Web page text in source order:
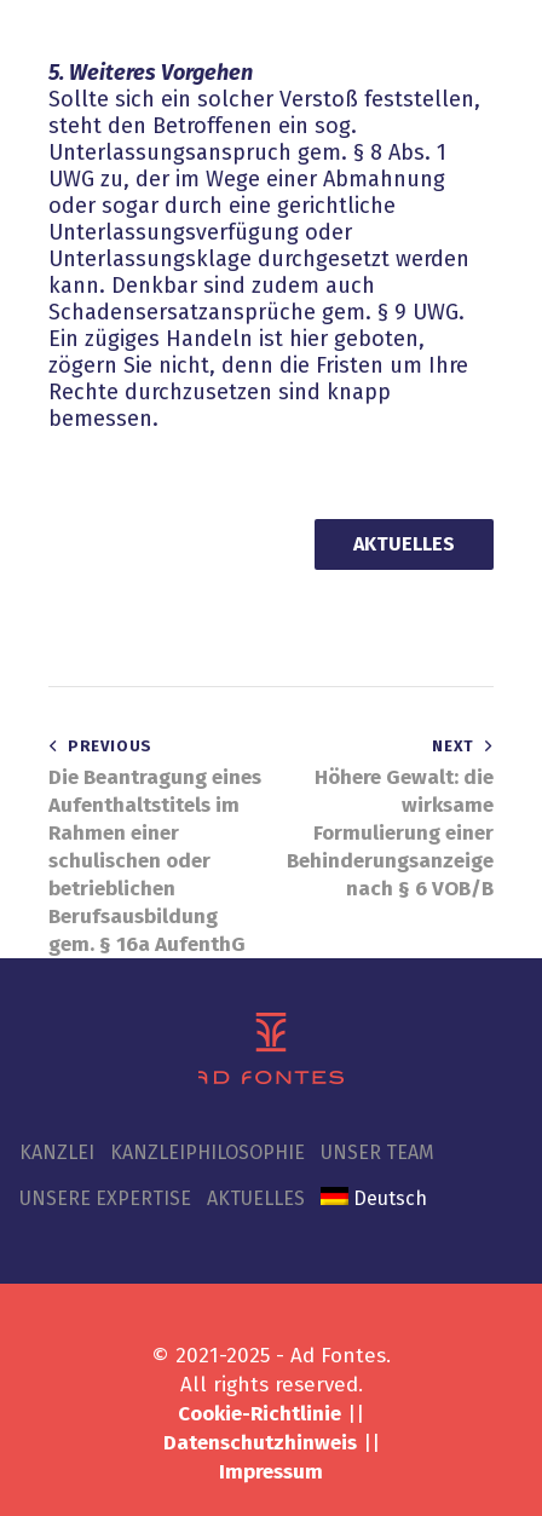
5. Weiteres Vorgehen
Sollte sich ein solcher Verstoß feststellen,
steht den Betroffenen ein sog.
Unterlassungsanspruch gem. § 8 Abs. 1
UWG zu, der im Wege einer Abmahnung
oder sogar durch eine gerichtliche
Unterlassungsverfügung oder
Unterlassungsklage durchgesetzt werden
kann. Denkbar sind zudem auch
Schadensersatzansprüche gem. § 9 UWG.
Ein zügiges Handeln ist hier geboten,
zögern Sie nicht, denn die Fristen um Ihre
Rechte durchzusetzen sind knapp
bemessen.
AKTUELLES
Beitragsnavigation
PREVIOUS
Die Beantragung eines
Aufenthaltstitels im
Rahmen einer
schulischen oder
betrieblichen
Berufsausbildung
gem. § 16a AufenthG
NEXT
Höhere Gewalt: die
wirksame
Formulierung einer
Behinderungsanzeige
nach § 6 VOB/B
KANZLEI KANZLEIPHILOSOPHIE UNSER TEAM
UNSERE EXPERTISE AKTUELLES Deutsch
© 2021-2025 - Ad Fontes.
All rights reserved.
Cookie-Richtlinie ||
Datenschutzhinweis||
Impressum